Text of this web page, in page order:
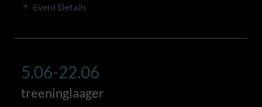
Event Details
5.06-22.06
treeninglaager